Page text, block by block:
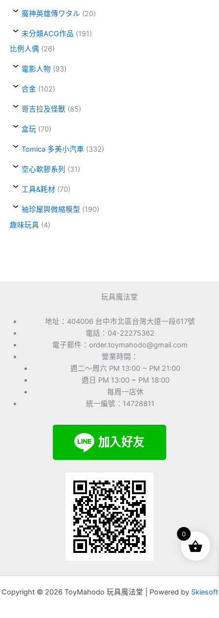
魔神英雄傳ワタル (20)
未分類ACG作品 (191)
比例人偶 (26)
電影人物 (93)
合金 (102)
哥吉拉及怪獸 (85)
盒玩 (70)
Tomica 多美小汽車 (332)
空心軟膠系列 (31)
工具&耗材 (70)
袖珍屋與微縮模型 (190)
趣味玩具 (4)
玩具魔法堂
地址：404006 台中市北區台灣大道一段617號
電話：04-22275362
電子郵件：order.toymahodo@gmail.com
營業時間：
週二～周六 PM 13:00 ~ PM 21:00
週日 PM 13:00 ~ PM 18:00
每周一店休
統一編號：14728811
Copyright © 2026 ToyMahodo 玩具魔法堂 | Powered by Skiesoft
0